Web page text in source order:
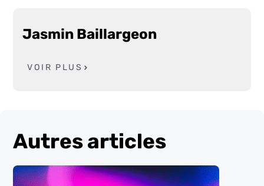
Jasmin Baillargeon
VOIR PLUS
Autres articles